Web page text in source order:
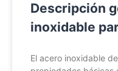
Descripción
inoxidable
El acero inoxidable